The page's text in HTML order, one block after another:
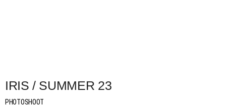
IRIS / SUMMER 23
PHOTOSHOOT